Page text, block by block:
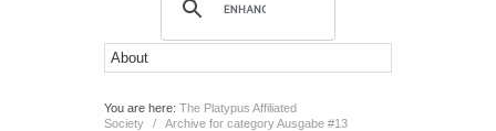
You are here: The Platypus Affiliated
Society
/ Archive for category Ausgabe #13